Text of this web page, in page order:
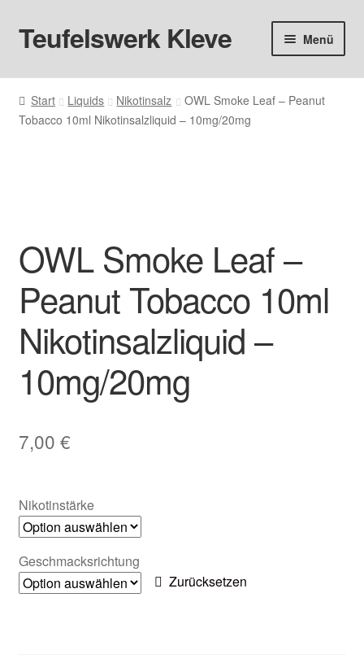
Zur
Navigation
Zum
Inhalt
Teufelswerk Kleve Menü
Startseite
Hardware
Big Puff
Aromen
Basen & Nikotin
Zubehör
Nikotintabelle
Unsere Standorte
Start Liquids Nikotinsalz
OWL Smoke Leaf – Peanut
Tobacco 10ml Nikotinsalzliquid – 10mg/20mg
OWL Smoke Leaf –
Peanut Tobacco 10ml
Nikotinsalzliquid –
10mg/20mg
7,00 €
Nikotinstärke
Geschmacksrichtung
Zurücksetzen